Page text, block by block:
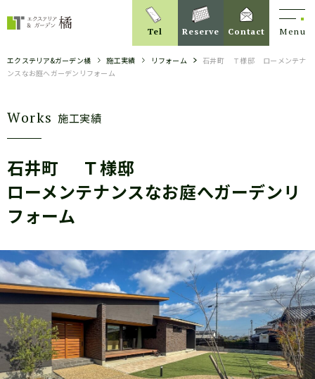
Menu
Tel Reserve Contact
エクステリア&ガーデン橘 施工実績 リフォーム 石井町 Ｔ様邸
ローメンテナ
ンスなお庭へガーデンリフォーム
Works 施工実績
石井町
Ｔ様邸
ローメンテナンスなお庭へガーデンリ
フォーム